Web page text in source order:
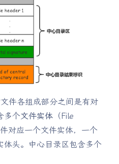
件各组成部分之间是有对
多个文件实体 （File
对应一个文件实体，一个
体头。中心目录区包含多个